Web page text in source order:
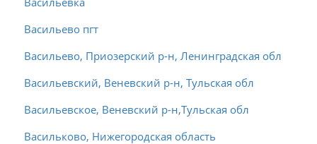
Васильево пгт
Васильево, Приозерский р-н, Ленинградская обл
Васильевский, Веневский р-н, Тульская обл
Васильевское, Веневский р-н,Тульская обл
Васильково, Нижегородская область